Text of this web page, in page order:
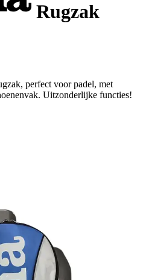
Rugzak
perfect voor padel, met
Uitzonderlijke functies!